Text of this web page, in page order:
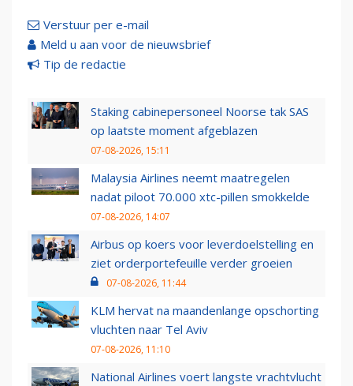
Verstuur per e-mail
Meld u aan voor de nieuwsbrief
Tip de redactie
Staking cabinepersoneel Noorse tak SAS
op laatste moment afgeblazen
07-08-2026, 15:11
Malaysia Airlines neemt maatregelen
nadat piloot 70.000 xtc-pillen smokkelde
07-08-2026, 14:07
Airbus op koers voor leverdoelstelling en
ziet orderportefeuille verder groeien
07-08-2026, 11:44
KLM hervat na maandenlange opschorting
vluchten naar Tel Aviv
07-08-2026, 11:10
National Airlines voert langste vrachtvlucht